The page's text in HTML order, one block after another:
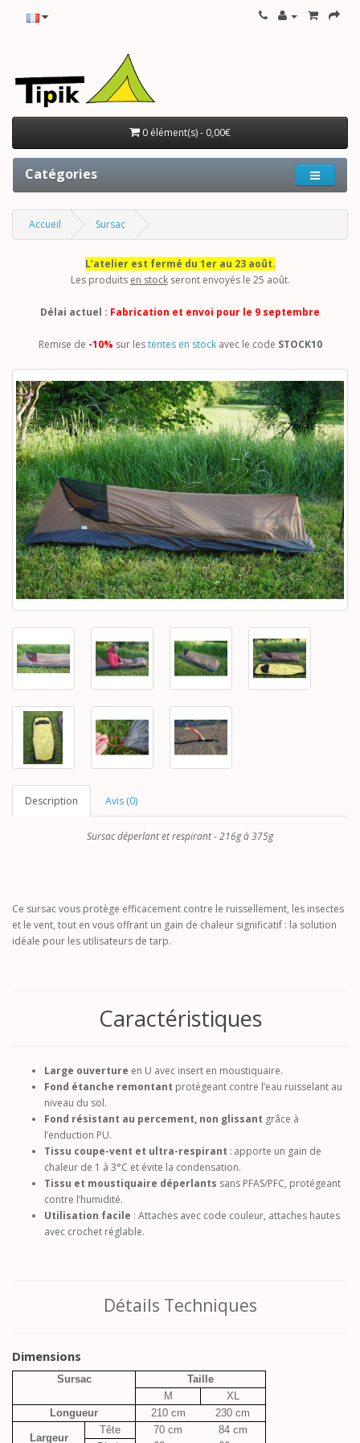
0 élément(s) - 0,00€
Catégories
Accueil Sursac
L’atelier est fermé du 1er au 23 août.
Les produits en stockseront envoyés le 25 août.
Délai actuel : Fabrication et envoi pour le 9 septembre
Remise de -10% sur lestentes en stockavec le code STOCK10
Description Avis (0)
Sursac déperlant et respirant - 216g à 375g
Ce sursac vous protège efficacement contre le ruissellement, les insectes
et le vent, tout en vous offrant un gain de chaleur significatif : la solution
idéale pour les utilisateurs de tarp.
Caractéristiques
Large ouverture en U avec insert en moustiquaire.
Fond étanche remontant protégeant contre l’eau ruisselant au
niveau du sol.
Fond résistant au percement, non glissant grâce à
l’enduction PU.
Tissu coupe-vent et ultra-respirant : apporte un gain de
chaleur de 1 à 3°C et évite la condensation.
Tissu et moustiquaire déperlants sans PFAS/PFC, protégeant
contre l’humidité.
Utilisation facile : Attaches avec code couleur, attaches hautes
avec crochet réglable.
Détails Techniques
Dimensions
Sursac
Taille
M
XL
Longueur
210 cm 230 cm
Largeur
Tête 70 cm
84 cm